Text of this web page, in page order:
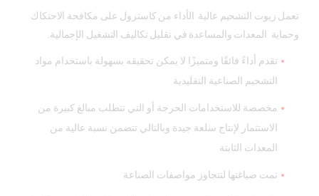
تعمل زيوت التشحيم عالية الأداء من كاسترول على مكافحة الاحتكاك
وحماية المعدات والمساعدة في تقليل تكاليف التشغيل الإجمالية.
تقدم أداءً فائقًا ومتميزًا لا يمكن تحقيقه بسهولة باستخدام مواد
التشحيم الصناعية التقليدية
مخصصة للاستخدامات الحرجة أو التي تتطلب مبالغ كبيرة من
الاستثمار لإنتاج سلعة جيدة وبالتالي تتضمن نسبة عالية من
المعدات الثابتة
تمت صياغتها لتتجاوز مواصفات الصناعة